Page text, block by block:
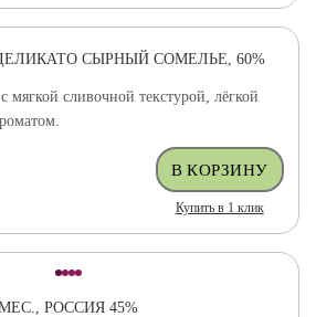
СЫРНЫЙ СОМЕЛЬЕ, 60%
сливочной текстурой, лёгкой
Купить в 1 клик
РОССИЯ 45%